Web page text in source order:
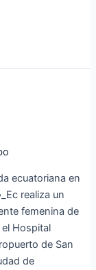
ecuatoriana en
realiza un
femenina de
Hospital
de San
de